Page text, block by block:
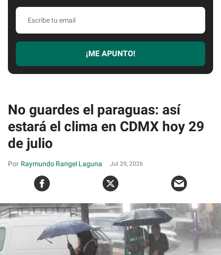
Escribe
email
¡ME APUNTO!
No guardes el paraguas: así
estará el clima en CDMX hoy 29
de julio
Raymundo Rangel Laguna Jul 29, 2026